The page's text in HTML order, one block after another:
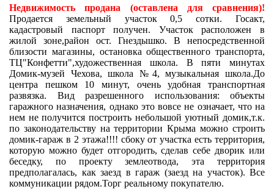
Недвижимость продана (оставлена для сравнения)!
Продается земельный участок 0,5 сотки. Госакт,
кадастровый паспорт получен. Участок расположен в
жилой зоне,район ост. Гнездышко. В непосредственной
близости магазины, остановка общественного транспорта,
ТЦ"Конфетти",художественная школа. В пяти минутах
Домик-музей Чехова, школа №4, музыкальная школа.До
центра пешком 10 минут, очень удобная транспортная
развязка. Вид разрешенного использования: объекты
гаражного назначения, однако это вовсе не означает, что на
нем не получится построить небольшой уютный домик,т.к.
по законодательству на территории Крыма можно строить
домик-гараж в 2 этажа!!!! сбоку от участка есть территория,
которую можно будет отгородить, сделав себе дворик или
беседку, по проекту землеотвода, эта территория
предполагалась, как заезд в гараж (заезд на участок). Все
коммуникации рядом.Торг реальному покупателю.